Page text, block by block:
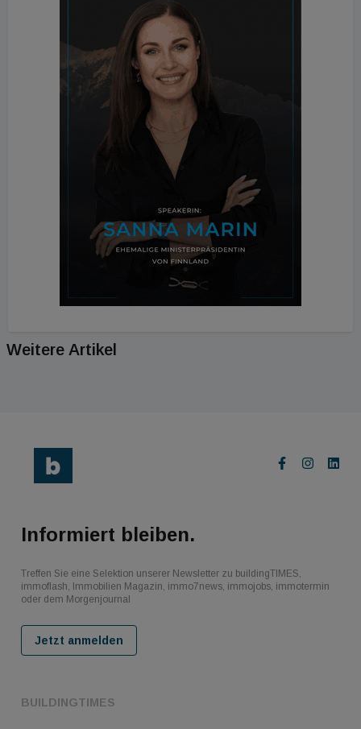
Weitere Artikel
BUILDINGTIMES
Informiert bleiben.
Treffen Sie eine Selektion unserer Newsletter zu buildingTIMES,
immoflash, Immobilien Magazin, immo7news, immojobs, immotermin
oder dem Morgenjournal
Jetzt anmelden